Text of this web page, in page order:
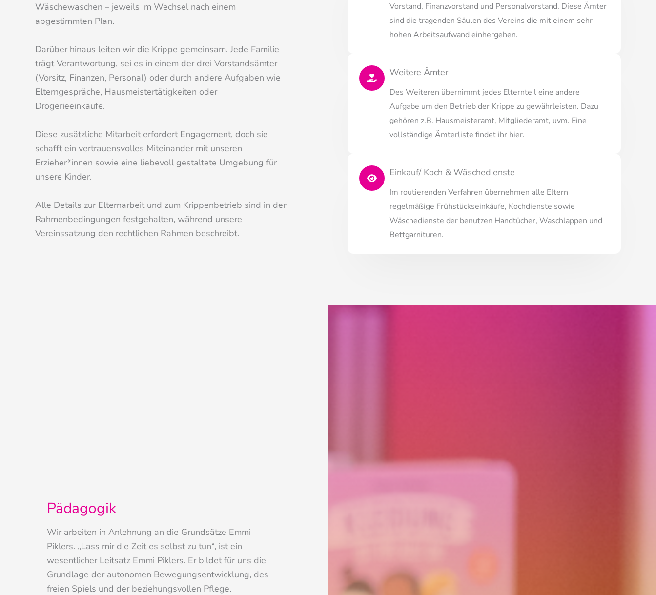
Wäschewaschen – jeweils im Wechsel nach einem
abgestimmten Plan.
Darüber hinaus leiten wir die Krippe gemeinsam. Jede Familie
trägt Verantwortung, sei es in einem der drei Vorstandsämter
(Vorsitz, Finanzen, Personal) oder durch andere Aufgaben wie
Elterngespräche, Hausmeistertätigkeiten oder
Drogerieeinkäufe.
Diese zusätzliche Mitarbeit erfordert Engagement, doch sie
schafft ein vertrauensvolles Miteinander mit unseren
Erzieher*innen sowie eine liebevoll gestaltete Umgebung für
unsere Kinder.
Alle Details zur Elternarbeit und zum Krippenbetrieb sind in den
Rahmenbedingungen festgehalten, während unsere
Vereinssatzung den rechtlichen Rahmen beschreibt.
Vorstand, Finanzvorstand und Personalvorstand. Diese Ämter
sind die tragenden Säulen des Vereins die mit einem sehr
hohen Arbeitsaufwand einhergehen.
Weitere Ämter
Des Weiteren übernimmt jedes Elternteil eine andere
Aufgabe um den Betrieb der Krippe zu gewährleisten. Dazu
gehören z.B. Hausmeisteramt, Mitgliederamt, uvm. Eine
vollständige Ämterliste findet ihr hier.
Einkauf/ Koch & Wäschedienste
Im routierenden Verfahren übernehmen alle Eltern
regelmäßige Frühstückseinkäufe, Kochdienste sowie
Wäschedienste der benutzen Handtücher, Waschlappen und
Bettgarnituren.
Pädagogik
Wir arbeiten in Anlehnung an die Grundsätze Emmi
Piklers. „Lass mir die Zeit es selbst zu tun“, ist ein
wesentlicher Leitsatz Emmi Piklers. Er bildet für uns die
Grundlage der autonomen Bewegungsentwicklung, des
freien Spiels und der beziehungsvollen Pflege.